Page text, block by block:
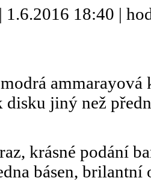
| 1.6.2016 18:40 |
disku jiný než
krásné podání
básen,